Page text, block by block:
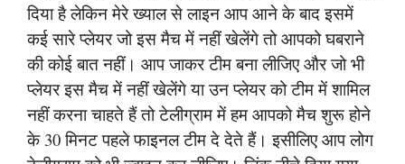
दिया है लेकिन मेरे ख्याल से लाइन आप आने के बाद इसमें
कई सारे प्लेयर जो इस मैच में नहीं खेलेंगे तो आपको घबराने
की कोई बात नहीं। आप जाकर टीम बना लीजिए और जो भी
प्लेयर इस मैच में नहीं खेलेंगे या उन प्लेयर को टीम में शामिल
नहीं करना चाहते हैं तो टेलीग्राम में हम आपको मैच शुरू होने
के 30 मिनट पहले फाइनल टीम दे देते हैं। इसीलिए आप लोग